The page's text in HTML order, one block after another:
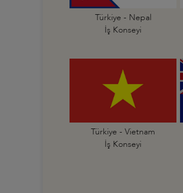
Türkiye - Nepal
İş Konseyi
Türkiye - Vietnam
İş Konseyi